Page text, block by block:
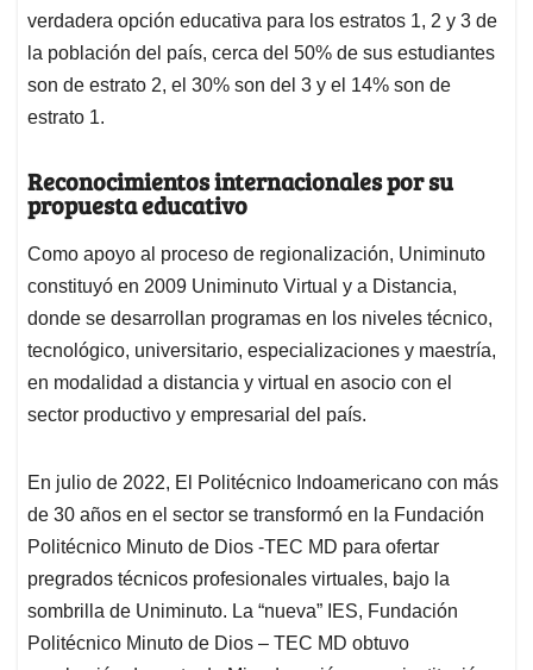
verdadera opción educativa para los estratos 1, 2 y 3 de
la población del país, cerca del 50% de sus estudiantes
son de estrato 2, el 30% son del 3 y el 14% son de
estrato 1.
Reconocimientos internacionales por su
propuesta educativo
Como apoyo al proceso de regionalización, Uniminuto
constituyó en 2009 Uniminuto Virtual y a Distancia,
donde se desarrollan programas en los niveles técnico,
tecnológico, universitario, especializaciones y maestría,
en modalidad a distancia y virtual en asocio con el
sector productivo y empresarial del país.
En julio de 2022, El Politécnico Indoamericano con más
de 30 años en el sector se transformó en la Fundación
Politécnico Minuto de Dios -TEC MD para ofertar
pregrados técnicos profesionales virtuales, bajo la
sombrilla de Uniminuto. La “nueva” IES, Fundación
Politécnico Minuto de Dios – TEC MD obtuvo